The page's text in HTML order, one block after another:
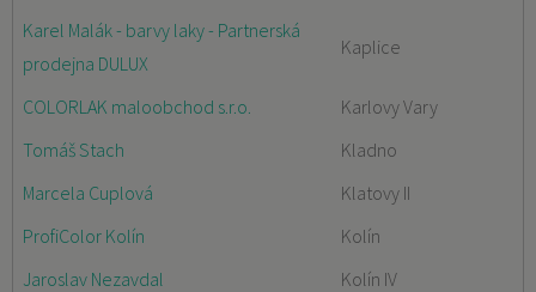
Karel Malák - barvy laky - Partnerská
prodejna DULUX
Kaplice
COLORLAK maloobchod s.r.o.
Karlovy Vary
Tomáš Stach
Kladno
Marcela Cuplová
Klatovy II
ProfiColor Kolín
Kolín
Jaroslav Nezavdal
Kolín IV